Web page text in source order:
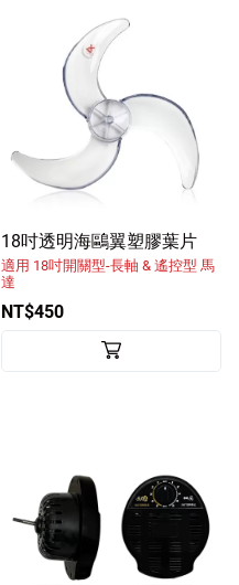
18吋透明海鷗翼塑膠葉片
適用 18吋開關型-長軸 & 遙控型 馬
達
NT$450